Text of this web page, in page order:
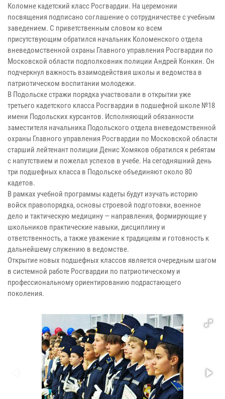
Коломне кадетский класс Росгвардии. На церемонии
посвящения подписано соглашение о сотрудничестве с учебным
заведением. С приветственным словом ко всем
присутствующим обратился начальник Коломенского отдела
вневедомственной охраны Главного управления Росгвардии по
Московской области подполковник полиции Андрей Конкин. Он
подчеркнул важность взаимодействия школы и ведомства в
патриотическом воспитании молодежи.
В Подольске стражи порядка участвовали в открытии уже
третьего кадетского класса Росгвардии в подшефной школе №18
имени Подольских курсантов. Исполняющий обязанности
заместителя начальника Подольского отдела вневедомственной
охраны Главного управления Росгвардии по Московской области
старший лейтенант полиции Денис Хомяков обратился к ребятам
с напутствием и пожелал успехов в учебе. На сегодняшний день
три подшефных класса в Подольске объединяют около 80
кадетов.
В рамках учебной программы кадеты будут изучать историю
войск правопорядка, основы строевой подготовки, военное
дело и тактическую медицину — направления, формирующие у
школьников практические навыки, дисциплину и
ответственность, а также уважение к традициям и готовность к
дальнейшему служению в ведомстве.
Открытие новых подшефных классов является очередным шагом
в системной работе Росгвардии по патриотическому и
профессиональному ориентированию подрастающего
поколения.